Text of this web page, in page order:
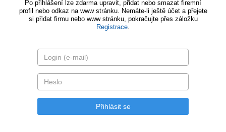
Po přihlášení lze zdarma upravit, přidat nebo smazat firemní
profil nebo odkaz na www stránku. Nemáte-li ještě účet a přejete
si přidat firmu nebo www stránku, pokračujte přes záložku
Registrace.